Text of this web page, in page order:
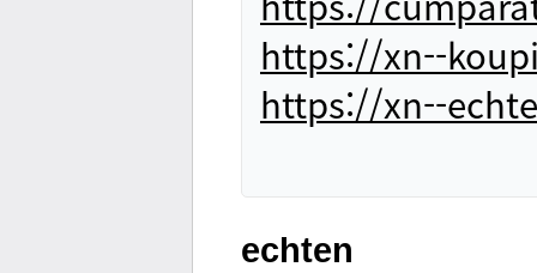
https://xn--
https://xn--
echten